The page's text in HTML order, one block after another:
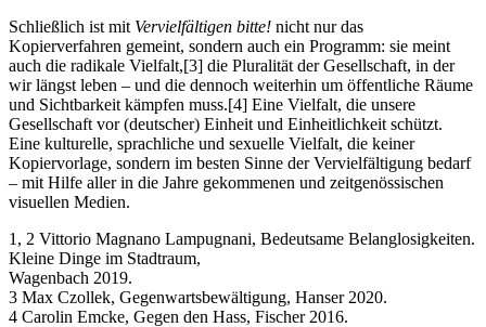
Schließlich ist mit Vervielfältigen bitte! nicht nur das
Kopierverfahren gemeint, sondern auch ein Programm: sie meint
auch die radikale Vielfalt,[3] die Pluralität der Gesellschaft, in der
wir längst leben – und die dennoch weiterhin um öffentliche Räume
und Sichtbarkeit kämpfen muss.[4] Eine Vielfalt, die unsere
Gesellschaft vor (deutscher) Einheit und Einheitlichkeit schützt.
Eine kulturelle, sprachliche und sexuelle Vielfalt, die keiner
Kopiervorlage, sondern im besten Sinne der Vervielfältigung bedarf
– mit Hilfe aller in die Jahre gekommenen und zeitgenössischen
visuellen Medien.
1, 2 Vittorio Magnano Lampugnani, Bedeutsame Belanglosigkeiten.
Kleine Dinge im Stadtraum,
Wagenbach 2019.
3 Max Czollek, Gegenwartsbewältigung, Hanser 2020.
4 Carolin Emcke, Gegen den Hass, Fischer 2016.